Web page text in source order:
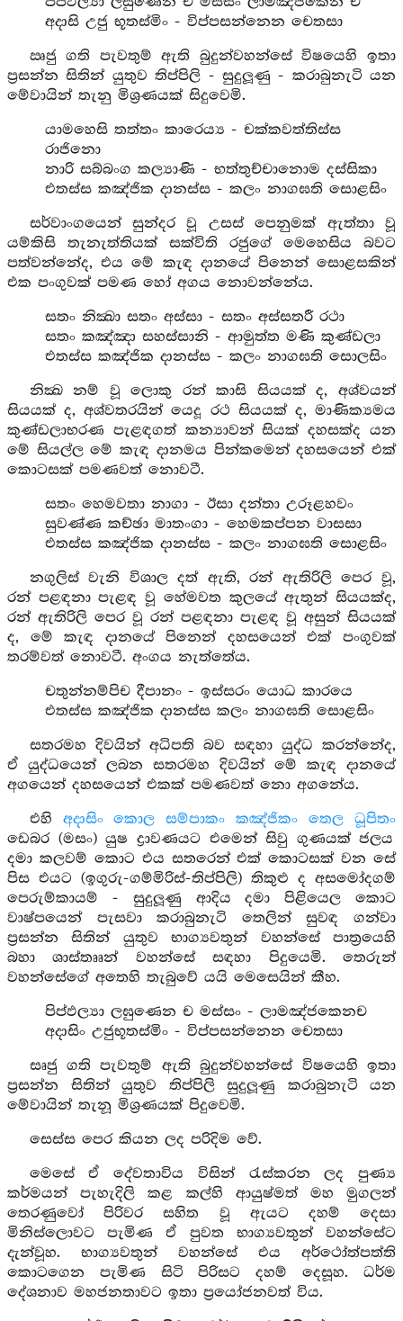
අදාසි උජු භූතස්මිං - විප්පසන්නෙන චෙතසා
ඍජු ගති පැවතුම් ඇති බුදුන්වහන්සේ විෂයෙහි ඉතා
ප්‍රසන්න සිතින් යුතුව තිප්පිලි - සුදුලූණු - කරාබුනැටි යන
මේවායින් තැනු මිශ්‍රණයක් සිදුවෙමි.
යාමහෙසි තත්තං කාරෙය්‍ය - චක්කවත්තිස්ස
රාජිනො
නාරි සබ්බංග කල්‍යාණි - භත්තුච්චානොම දස්සිකා
එතස්ස කඤ්ජික දානස්ස - කලං නාගඝති සොළසිං
සර්වාංගයෙන් සුන්දර වූ උසස් පෙනුමක් ඇත්තා වූ
යම්කිසි තැනැත්තියක් සක්විති රජුගේ මෙහෙසිය බවට
පත්වන්නේද, එය මේ කැඳ දානයේ පිනෙන් සොළසකින්
එක පංගුවක් පමණ හෝ අගය නොවන්නේය.
සතං නික්‍ඛා සතං අස්සා - සතං අස්සතරී රථා
සතං කඤ්ඤා සහස්සානි - ආමුත්ත මණි කුණ්ඩලා
එතස්ස කඤ්ජික දානස්ස - කලං නාගඝති සොලසිං
නික්‍ඛ නම් වූ ලොකු රන් කාසි සියයක් ද, අශ්වයන්
සියයක් ද, අශ්වතරයින් යෙදූ රථ සියයක් ද, මාණික්‍යමය
කුණ්ඩලාභරණ පැළඳගත් කන්‍යාවන් සියක් දහසක්ද යන
මේ සියල්ල මේ කැඳ දානමය පින්කමෙන් දහසයෙන් එක්
කොටසක් පමණවත් නොවටී.
සතං හෙමවතා නාගා - ඊසා දන්තා උරූළහවං
සුවණ්ණ කච්ඡා මාතංගා - හෙමකප්පන වාසසා
එතස්ස කඤ්ජික දානස්ස - කලං නාගඝති සොළසිං
නගුලිස් වැනි විශාල දත් ඇති, රන් ඇතිරිලි පෙර වූ,
රන් පළඳනා පැළඳ වූ හේමවත කුලයේ ඇතුන් සියයක්ද,
රන් ඇතිරිලි පෙර වූ රන් පළඳනා පැළඳ වූ අසුන් සියයක්
ද, මේ කැඳ දානයේ පිනෙන් දහසයෙන් එක් පංගුවක්
තරම්වත් නොවටී. අංගය නැත්තේය.
චතුන්නම්පිච දීපානං - ඉස්සරං යොධ කාරයෙ
එතස්ස කඤ්ජික දානස්ස කලං නාගඝති සොළසිං
සතරමහ දිවයින් අධිපති බව සඳහා යුද්ධ කරන්නේද,
ඒ යුද්ධයෙන් ලබන සතරමහ දිවයින් මේ කැඳ දානයේ
අගයෙන් දහසයෙන් එකක් පමණවත් නො අගනේය.
එහි අදාසිං කොල සම්පාකං කඤ්ජිකං තෙල ධූපිතං
ඩෙබර (මසං) යුෂ ද්‍රාවණයට එමෙන් සිවු ගුණයක් ජලය
දමා කලවම් කොට එය සතරෙන් එක් කොටසක් වන සේ
පිස එයට (ඉගුරු-ගම්මිරිස්-තිප්පිලි) තිකුළු ද අසමෝදගම්
පෙරුම්කායම් - සුදුලූණු ආදිය දමා පිළියෙල කොට
වාෂ්පයෙන් පැසවා කරාබුනැටි තෙලින් සුවඳ ගන්වා
ප්‍රසන්න සිතින් යුතුව භාග්‍යවතුන් වහන්සේ පාත්‍රයෙහි
බහා ශාස්තෲන් වහන්සේ සඳහා පිදුයෙමි. තෙරුන්
වහන්සේගේ අතෙහි තැබුවේ යයි මෙසෙයින් කීහ.
පිප්ඵල්‍යා ලඝුණෙන ච මස්සං - ලාමඤ්ජකෙනච
අදාසිං උජුභූතස්මිං - විප්පසන්නෙන චෙතසා
සෘජු ගති පැවතුම් ඇති බුදුන්වහන්සේ විෂයෙහි ඉතා
ප්‍රසන්න සිතින් යුතුව තිප්පිලි සුදුලූණු කරාබුනැටි යන
මේවායින් තැනූ මිශ්‍රණයක් පිදුවෙමි.
සෙස්ස පෙර කියන ලද පරිදිම වේ.
මෙසේ ඒ දේවතාවිය විසින් රැස්කරන ලද පුණ්‍ය
කර්මයන් පැහැදිලි කළ කල්හි ආයුෂ්මත් මහ මුගලන්
තෙරණුවෝ පිරිවර සහිත වූ ඇයට දහම් දෙසා
මිනිස්ලොවට පැමිණ ඒ පුවත භාග්‍යවතුන් වහන්සේට
දැන්වූහ. භාග්‍යවතුන් වහන්සේ එය අර්ථෝත්පත්ති
කොටගෙන පැමිණ සිටි පිරිසට දහම් දෙසූහ. ධර්ම
දේශනාව මහජනතාවට ඉතා ප්‍රයෝජනවත් විය.